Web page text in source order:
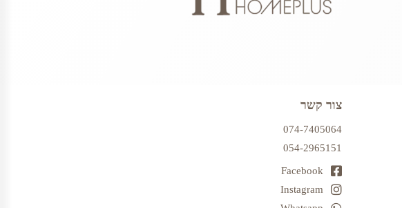
צור קשר
074-7405064
054-2965151
Facebook
Instagram